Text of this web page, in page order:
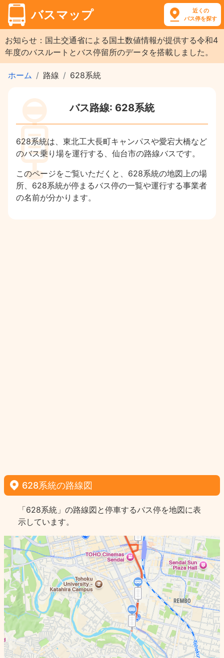
バスマップ
近くの
バス停を探す
お知らせ：国土交通省による国土数値情報が提供する令和4
年度のバスルートとバス停留所のデータを搭載しました。
ホーム 路線 628系統
バス路線: 628系統
628系統は、東北工大長町キャンパスや愛宕大橋など
のバス乗り場を運行する、仙台市の路線バスです。
このページをご覧いただくと、628系統の地図上の場
所、628系統が停まるバス停の一覧や運行する事業者
の名前が分かります。
628系統の路線図
「628系統」の路線図と停車するバス停を地図に表
示しています。